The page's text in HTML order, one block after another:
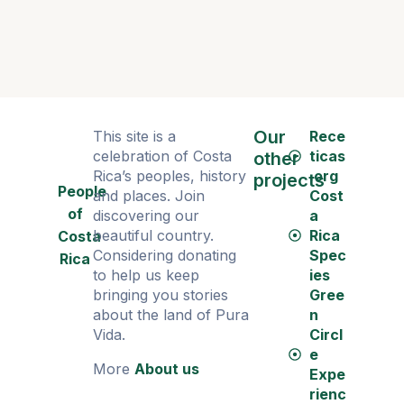
People
of
Costa
Rica
This site is a
celebration of Costa
Rica’s peoples, history
and places. Join
discovering our
beautiful country.
Considering donating
to help us keep
bringing you stories
about the land of Pura
Vida.
More About us
Our
other
projects
Rece
ticas
.org
Cost
a
Rica
Spec
ies
Gree
n
Circl
e
Expe
rienc